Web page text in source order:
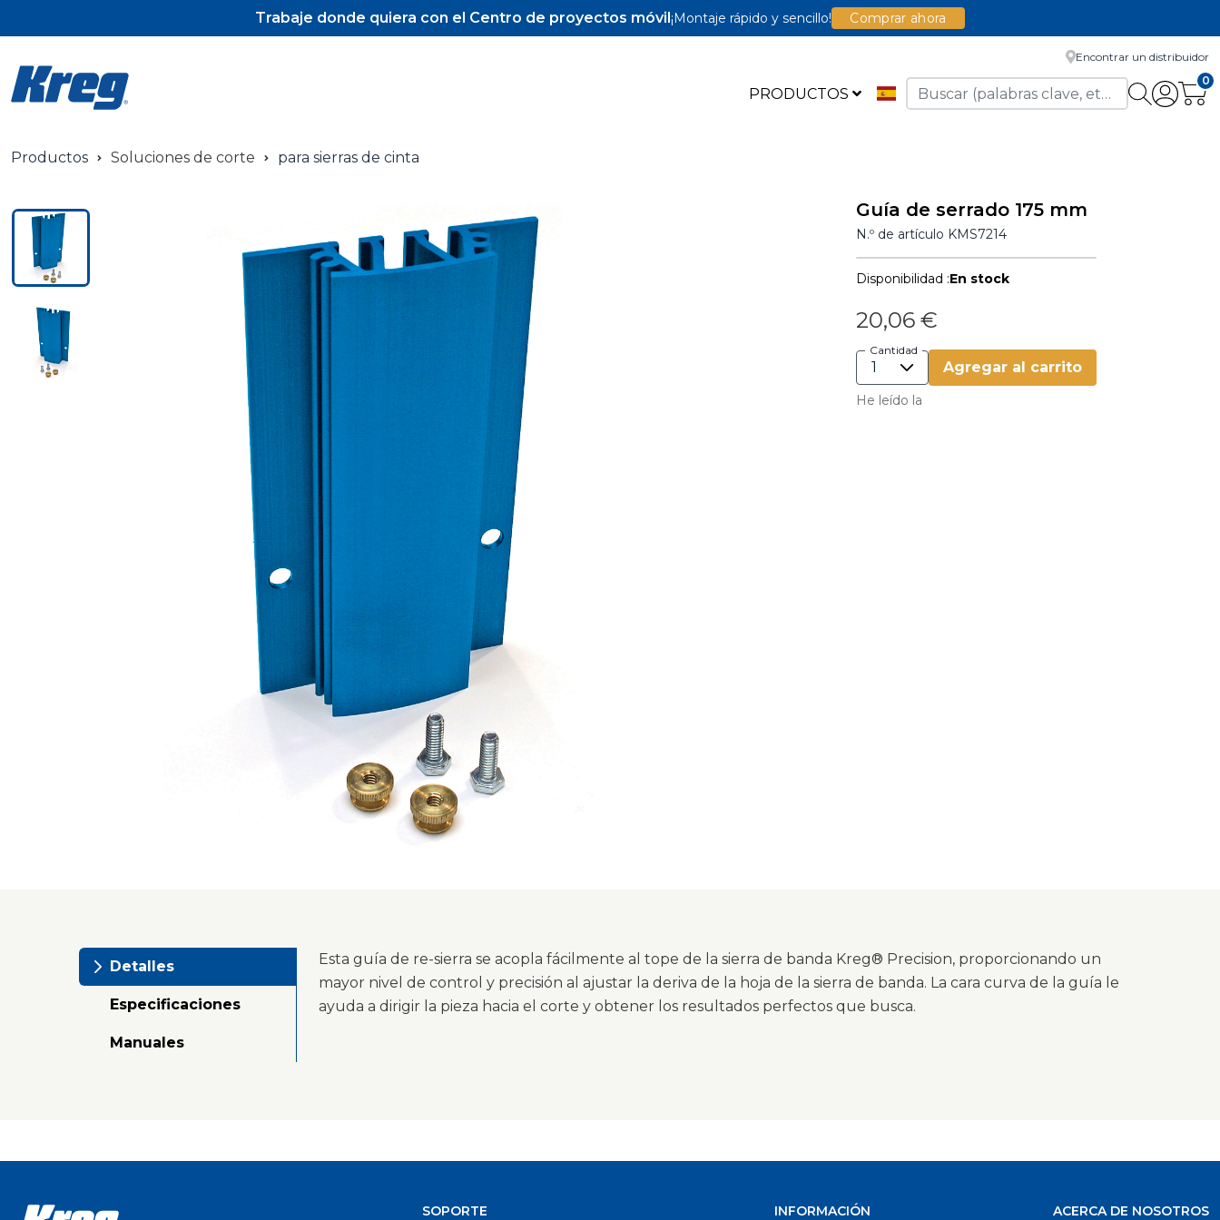
Trabaje donde quiera con el Centro de proyectos móvil¡Montaje rápido y sencillo! Comprar ahora
PRODUCTOS
Pocket-Hole Accesorios
Tornillos y espigas para Pocket-Hole
Encontrar un distribuidor
0
Productos Soluciones de corte para sierras de cinta
Guía de serrado 175 mm
N.º de artículo KMS7214
Disponibilidad :En stock
20,06 €
Cantidad
Agregar al carrito
He leído la
Detalles
Especificaciones
Manuales
Esta guía de re-sierra se acopla fácilmente al tope de la sierra de banda Kreg® Precision, proporcionando un
mayor nivel de control y precisión al ajustar la deriva de la hoja de la sierra de banda. La cara curva de la guía le
ayuda a dirigir la pieza hacia el corte y obtener los resultados perfectos que busca.
SOPORTE INFORMACIÓN ACERCA DE NOSOTROS